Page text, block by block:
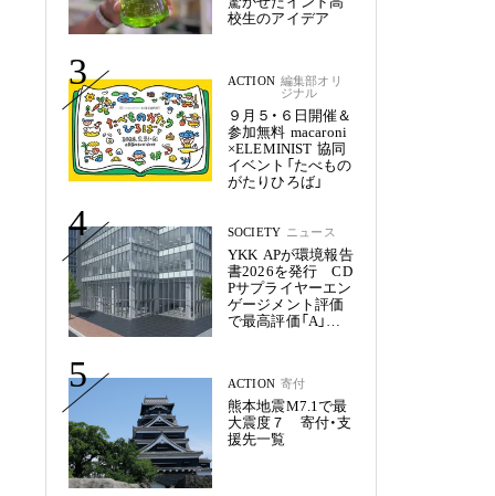
校生のアイデア
3 ACTION 編集部オリ
ジナル
９月５・６日開催＆
参加無料 macaroni
×ELEMINIST 協同
イベント「たべもの
がたりひろば」
4 SOCIETY ニュース
YKK APが環境報告
書2026を発行 CD
Pサプライヤーエン
ゲージメント評価
で最高評価「A」を
5 ACTION 寄付
熊本地震M7.1で最
大震度７ 寄付・支
援先一覧